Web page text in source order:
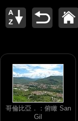
哥倫比亞．：俯瞰 San
Gil